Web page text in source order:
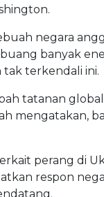
negara
banyak
terkendali ini.
tatanan
mengatakan,
perang di
respon